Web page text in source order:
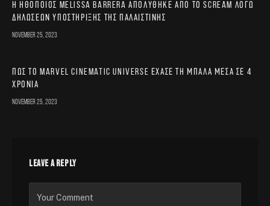
Η ηθοποιός Melissa Barrera απολύθηκε από το Scream λόγω
δηλώσεων υποστήριξης της Παλαιστίνης
November 25, 2023
Πώς το Marvel Cinematic Universe έχασε τη μπάλα μέσα σε 4
χρόνια
November 25, 2023
LEAVE A REPLY